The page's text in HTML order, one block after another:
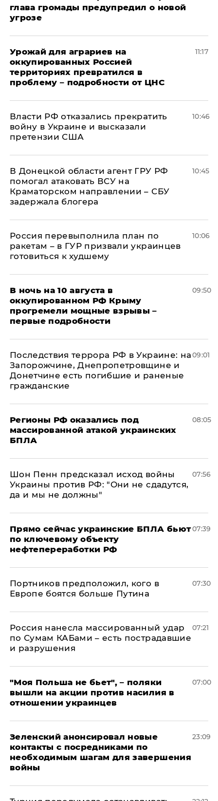
глава громады предупредил о новой
угрозе
Урожай для аграриев на
оккупированных Россией
территориях превратился в
проблему – подробности от ЦНС
11:17
Власти РФ отказались прекратить
войну в Украине и высказали
претензии США
10:46
В Донецкой области агент ГРУ РФ
помогал атаковать ВСУ на
Краматорском направлении – СБУ
задержала блогера
10:45
Россия перевыполнила план по
ракетам – в ГУР призвали украинцев
готовиться к худшему
10:06
В ночь на 10 августа в
оккупированном РФ Крыму
прогремели мощные взрывы –
первые подробности
09:50
Последствия террора РФ в Украине: на
Запорожчине, Днепропетровщине и
Донетчине есть погибшие и раненые
гражданские
09:01
Регионы РФ оказались под
массированной атакой украинских
БПЛА
08:05
Шон Пенн предсказал исход войны
Украины против РФ: "Они не сдадутся,
да и мы не должны"
07:56
Прямо сейчас украинские БПЛА бьют
по ключевому объекту
нефтепереработки РФ
07:39
Портников предположил, кого в
Европе боятся больше Путина
07:30
Россия нанесла массированный удар
по Сумам КАБами – есть пострадавшие
и разрушения
07:21
"Моя Польша не бьет", – поляки
вышли на акции против насилия в
отношении украинцев
07:00
Зеленский анонсировал новые
контакты с посредниками по
необходимым шагам для завершения
войны
23:09